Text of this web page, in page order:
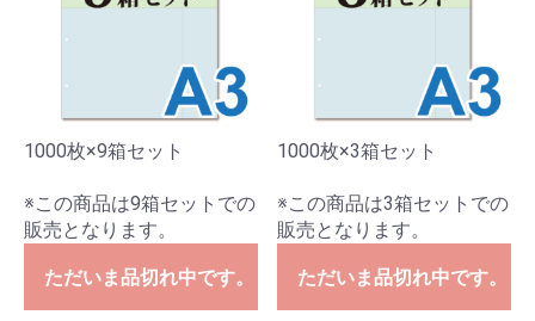
1000枚×9箱セット
※この商品は9箱セットでの
販売となります。
ただいま品切れ中です。
1000枚×3箱セット
※この商品は3箱セットでの
販売となります。
ただいま品切れ中です。